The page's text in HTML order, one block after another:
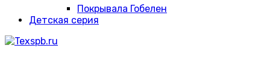
Покрывала Гобелен
Детская серия